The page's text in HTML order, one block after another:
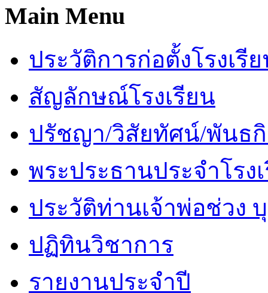
Main Menu
ประวัติการก่อตั้งโรงเรี
สัญลักษณ์โรงเรียน
ปรัชญา/วิสัยทัศน์/พันธ
พระประธานประจำโรง
ประวัติท่านเจ้าพ่อช่วง
ปฏิทินวิชาการ
รายงานประจำปี